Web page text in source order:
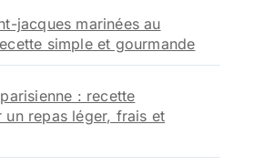
jacques marinées au
simple et gourmande
: recette
un repas léger, frais et